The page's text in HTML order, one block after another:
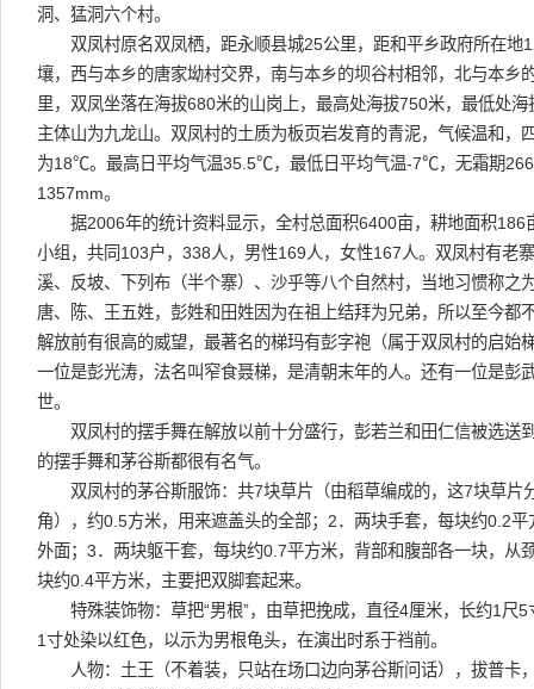
洞、猛洞六个村。
双凤村原名双凤栖，距永顺县城25公里，距和平乡政府所在地
壤，西与本乡的唐家坳村交界，南与本乡的坝谷村相邻，北与本乡
里，双凤坐落在海拔680米的山岗上，最高处海拔750米，最低处
主体山为九龙山。双凤村的土质为板页岩发育的青泥，气候温和，
为18℃。最高日平均气温35.5℃，最低日平均气温-7℃，无霜期
1357mm。
据2006年的统计资料显示，全村总面积6400亩，耕地面积186
小组，共同103户，338人，男性169人，女性167人。双凤村有老
溪、反坡、下列布（半个寨）、沙乎等八个自然村，当地习惯称之
唐、陈、王五姓，彭姓和田姓因为在祖上结拜为兄弟，所以至今都
解放前有很高的威望，最著名的梯玛有彭字袍（属于双凤村的启始
一位是彭光涛，法名叫窄食聂梯，是清朝末年的人。还有一位是彭
世。
双凤村的摆手舞在解放以前十分盛行，彭若兰和田仁信被选送
的摆手舞和茅谷斯都很有名气。
双凤村的茅谷斯服饰：共7块草片（由稻草编成的，这7块草片
角），约0.5方米，用来遮盖头的全部；2．两块手套，每块约0.2
外面；3．两块躯干套，每块约0.7平方米，背部和腹部各一块，从
块约0.4平方米，主要把双脚套起来。
特殊装饰物：草把“男根”，由草把挽成，直径4厘米，长约1尺5
1寸处染以红色，以示为男根龟头，在演出时系于裆前。
人物：土王（不着装，只站在场口边向茅谷斯问话），拔普卡